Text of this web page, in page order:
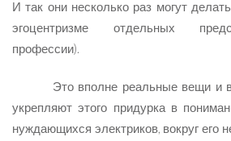
И так они несколько раз могут
эгоцентризме отдельных
профессии).
Это вполне реальные вещи и
укрепляют этого придурка в
нуждающихся электриков, вокруг его